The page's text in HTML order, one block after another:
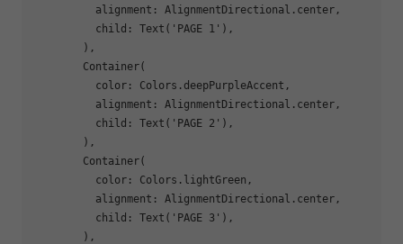
          alignment: AlignmentDirectional.center,
          child: Text(
'PAGE 1' ),
        ),
        Container(
          color: Colors.deepPurpleAccent,
          alignment: AlignmentDirectional.center,
          child: Text(
'PAGE 2' ),
        ),
        Container(
          color: Colors.lightGreen,
          alignment: AlignmentDirectional.center,
          child: Text(
'PAGE 3' ),
        ),